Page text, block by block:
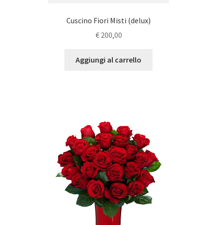
Cuscino Fiori Misti (delux)
€200,00
Aggiungi al carrello